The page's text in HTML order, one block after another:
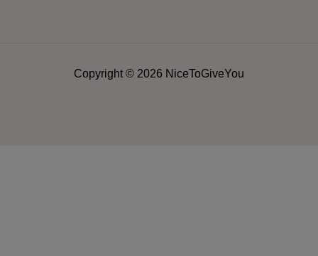
Copyright © 2026 NiceToGiveYou